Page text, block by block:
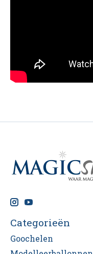
Categorieën
Goochelen